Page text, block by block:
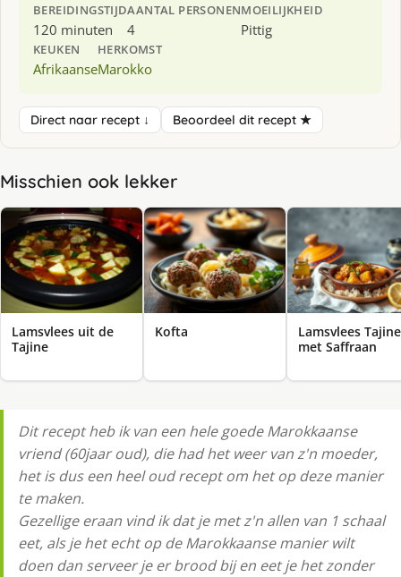
BEREIDINGSTIJD
120 minuten
AANTAL PERSONEN
4
MOEILIJKHEID
Pittig
KEUKEN
Afrikaanse
HERKOMST
Marokko
Direct naar recept ↓ Beoordeel dit recept ★
Misschien ook lekker
Lamsvlees uit de
Tajine
Kofta
Lamsvlees Tajine
met Saffraan
Dit recept heb ik van een hele goede Marokkaanse
vriend (60jaar oud), die had het weer van z'n moeder,
het is dus een heel oud recept om het op deze manier
te maken.
Gezellige eraan vind ik dat je met z'n allen van 1 schaal
eet, als je het echt op de Marokkaanse manier wilt
doen dan serveer je er brood bij en eet je het zonder